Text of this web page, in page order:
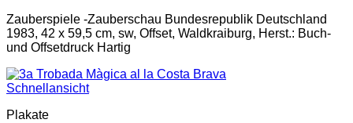
Zauberspiele -Zauberschau Bundesrepublik Deutschland
1983, 42 x 59,5 cm, sw, Offset, Waldkraiburg, Herst.: Buch-
und Offsetdruck Hartig
Schnellansicht
Plakate